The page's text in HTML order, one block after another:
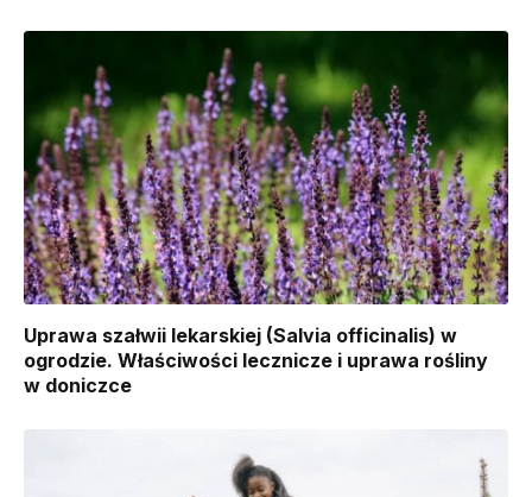
Uprawa szałwii lekarskiej (Salvia officinalis) w
ogrodzie. Właściwości lecznicze i uprawa rośliny
w doniczce